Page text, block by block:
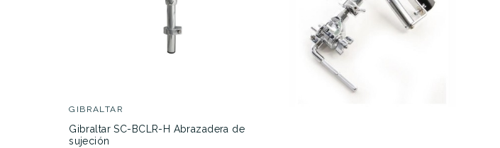
PRECIO 49,00 €
GIBRALTAR
Gibraltar SC-BCLR-H Abrazadera de
sujeción